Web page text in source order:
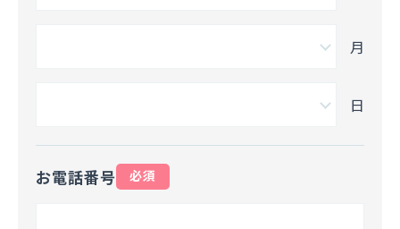
月
日
お電話番号 必須